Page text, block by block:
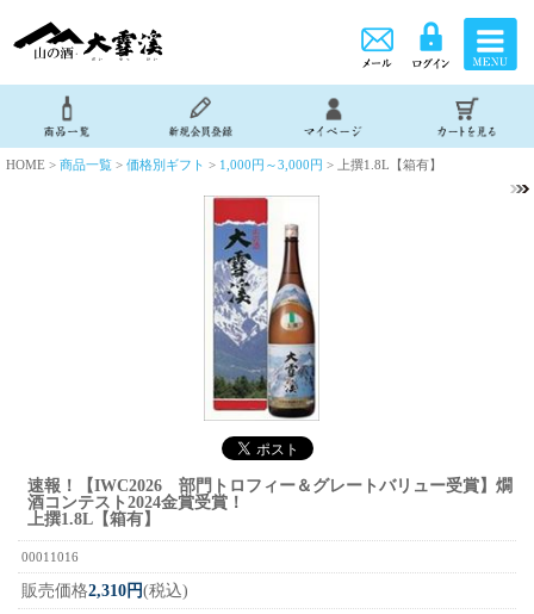
HOME > 商品一覧 > 価格別ギフト > 1,000円～3,000円 > 上撰1.8L【箱有】
速報！【IWC2026 部門トロフィー＆グレートバリュー受賞】燗
酒コンテスト2024金賞受賞！
上撰1.8L【箱有】
00011016
販売価格2,310円(税込)